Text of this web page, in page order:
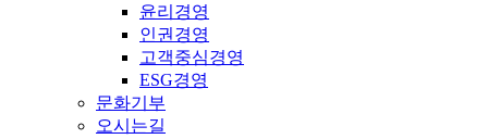
윤리경영
인권경영
고객중심경영
ESG경영
문화기부
오시는길